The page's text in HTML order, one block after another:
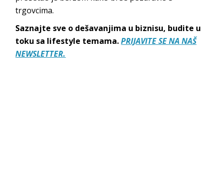
trgovcima.
Saznajte sve o dešavanjima u biznisu, budite u
toku sa lifestyle temama.PRIJAVITE SE NA NAŠ
NEWSLETTER.